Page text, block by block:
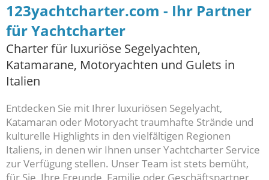
123yachtcharter.com - Ihr Partner
für Yachtcharter
Charter für luxuriöse Segelyachten,
Katamarane, Motoryachten und Gulets in
Italien
Entdecken Sie mit Ihrer luxuriösen Segelyacht,
Katamaran oder Motoryacht traumhafte Strände und
kulturelle Highlights in den vielfältigen Regionen
Italiens, in denen wir Ihnen unser Yachtcharter Service
zur Verfügung stellen. Unser Team ist stets bemüht,